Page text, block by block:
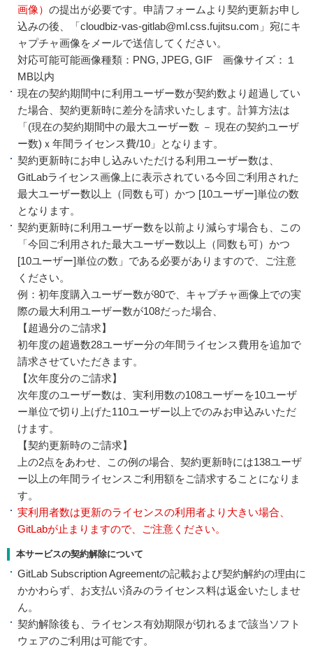
画像） の提出が必要です。申請フォームより契約更新お申し
込みの後、「cloudbiz-vas-gitlab@ml.css.fujitsu.com」宛にキ
ャプチャ画像をメールで送信してください。
対応可能可能画像種類：PNG, JPEG, GIF 画像サイズ：１
MB以内
現在の契約期間中に利用ユーザー数が契約数より超過してい
た場合、契約更新時に差分を請求いたします。計算方法は
「(現在の契約期間中の最大ユーザー数 － 現在の契約ユーザ
ー数)ｘ年間ライセンス費/10」となります。
契約更新時にお申し込みいただける利用ユーザー数は、
GitLabライセンス画像上に表示されている今回ご利用された
最大ユーザー数以上（同数も可）かつ [10ユーザー]単位の数
となります。
契約更新時に利用ユーザー数を以前より減らす場合も、この
「今回ご利用された最大ユーザー数以上（同数も可）かつ
[10ユーザー]単位の数」である必要がありますので、ご注意
ください。
例：初年度購入ユーザー数が80で、キャプチャ画像上での実
際の最大利用ユーザー数が108だった場合、
【超過分のご請求】
初年度の超過数28ユーザー分の年間ライセンス費用を追加で
請求させていただきます。
【次年度分のご請求】
次年度のユーザー数は、実利用数の108ユーザーを10ユーザ
ー単位で切り上げた110ユーザー以上でのみお申込みいただ
けます。
【契約更新時のご請求】
上の2点をあわせ、この例の場合、契約更新時には138ユーザ
ー以上の年間ライセンスご利用額をご請求することになりま
す。
実利用者数は更新のライセンスの利用者より大きい場合、
GitLabが止まりますので、ご注意ください。
本サービスの契約解除について
GitLab Subscription Agreementの記載および契約解約の理由に
かかわらず、お支払い済みのライセンス料は返金いたしませ
ん。
契約解除後も、ライセンス有効期限が切れるまで該当ソフト
ウェアのご利用は可能です。